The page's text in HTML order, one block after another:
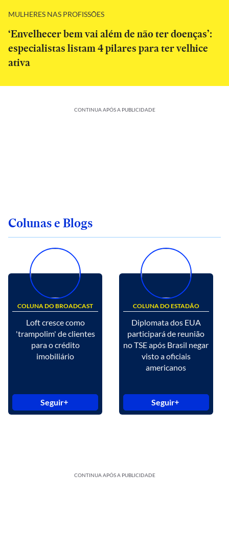
MULHERES NAS PROFISSÕES
‘Envelhecer bem vai além de não ter doenças’:
especialistas listam 4 pilares para ter velhice
ativa
CONTINUA APÓS A PUBLICIDADE
Colunas e Blogs
COLUNA DO BROADCAST
Loft cresce como
'trampolim' de clientes
para o crédito
imobiliário
Seguir
COLUNA DO ESTADÃO
Diplomata dos EUA
participará de reunião
no TSE após Brasil negar
visto a oficiais
americanos
Seguir
CONTINUA APÓS A PUBLICIDADE